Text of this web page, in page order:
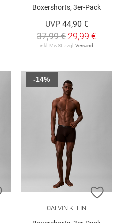
Boxershorts, 3er-Pack
UVP 44,90 €
37,99 € 29,99 €
inkl. MwSt. zzgl. Versand
ZUR WUNSCHLISTE HINZUFÜGEN
ZUR
CALVIN KLEIN
-14%